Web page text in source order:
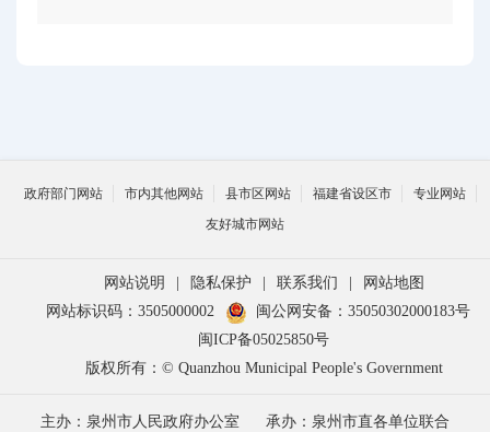
政府部门网站 市内其他网站 县市区网站 福建省设区市
专业网站
友好城市网站
网站说明 隐私保护 联系我们
网站地图
网站标识码：3505000002
闽公网安备：35050302000183号
闽ICP备05025850号
版权所有：© Quanzhou Municipal People's Government
主办：泉州市人民政府办公室 承办：泉州市直各单位联合